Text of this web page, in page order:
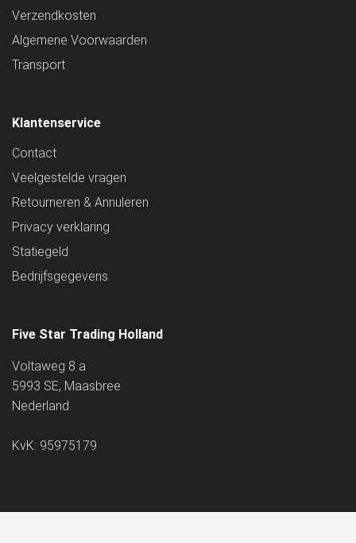
Verzendkosten
Algemene Voorwaarden
Transport
Klantenservice
Contact
Veelgestelde vragen
Retourneren & Annuleren
Privacy verklaring
Statiegeld
Bedrijfsgegevens
Five Star Trading Holland
Voltaweg 8 a
5993 SE, Maasbree
Nederland
KvK: 95975179